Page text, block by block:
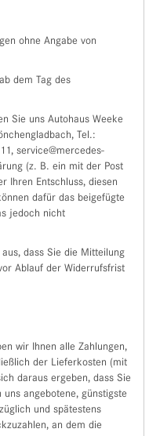
ohne Angabe von
dem Tag des
Sie uns Autohaus Weeke
Tel.:
service@mercedes-
(z. B. ein mit der Post
Ihren Entschluss, diesen
dafür das beigefügte
jedoch nicht
dass Sie die Mitteilung
Ablauf der Widerrufsfrist
wir Ihnen alle Zahlungen,
der Lieferkosten (mit
daraus ergeben, dass Sie
angebotene, günstigste
und spätestens
an dem die